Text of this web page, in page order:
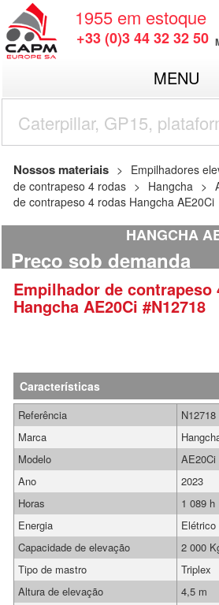
1955 em estoque
+33 (0)3 44 32 32 50
MENU
Nossos materiais Empilhadores
de contrapeso 4 rodas
Hangcha
de contrapeso 4 rodas Hangcha AE20Ci
HANGCHA
Preço sob demanda
Empilhador de
Hangcha AE20Ci #N12718
Características
Referência
N12718
Marca
Modelo
AE20Ci
Ano
2023
Horas
1 089 h
Energia
Elétrico
Capacidade de elevação
2 000
Tipo de mastro
Triplex
Altura de elevação
4,5 m